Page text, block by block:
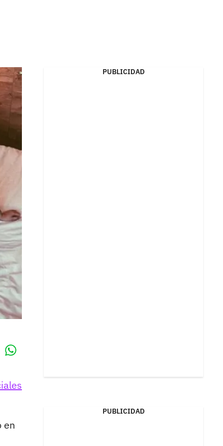
en
PUBLICIDAD
PUBLICIDAD